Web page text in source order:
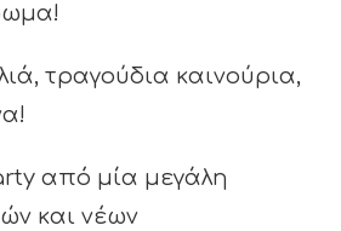
τραγούδια καινούρια,
από μία μεγάλη
και νέων